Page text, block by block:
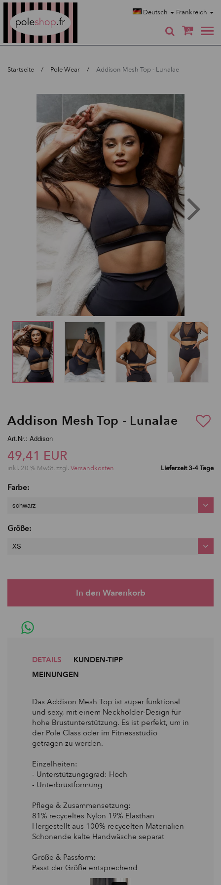
Deutsch Frankreich
0
Startseite Pole Wear Addison Mesh Top - Lunalae
Addison Mesh Top - Lunalae
Art.Nr.: Addison
49,41 EUR
inkl. 20 % MwSt. zzgl. Versandkosten Lieferzeit 3-4 Tage
Farbe:
schwarz
Größe:
XS
DETAILS
KUNDEN-TIPP
MEINUNGEN
Das Addison Mesh Top ist super funktional
und sexy, mit einem Neckholder-Design für
hohe Brustunterstützung. Es ist perfekt, um in
der Pole Class oder im Fitnessstudio
getragen zu werden.
Einzelheiten:
- Unterstützungsgrad: Hoch
- Unterbrustformung
Pflege & Zusammensetzung:
81% recyceltes Nylon 19% Elasthan
Hergestellt aus 100% recycelten Materialien
Schonende kalte Handwäsche separat
Größe & Passform:
Passt der Größe entsprechend